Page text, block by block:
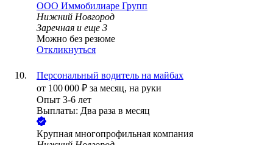
ООО Иммобилиаре Групп
Нижний Новгород
Заречная и еще 3
Можно без резюме
Откликнуться
Персональный водитель на майбах
от 100 000 ₽ за месяц, на руки
Опыт 3-6 лет
Выплаты: Два раза в месяц
Крупная многопрофильная компания